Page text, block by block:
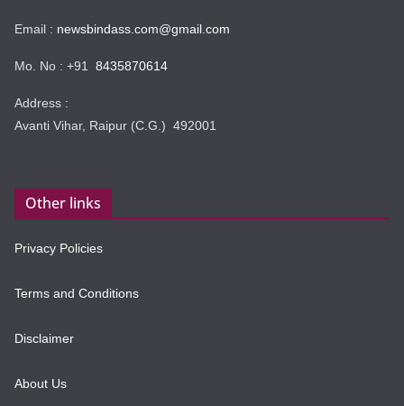
Email : newsbindass.com@gmail.com
Mo. No : +91 8435870614
Address :
Avanti Vihar, Raipur (C.G.) 492001
Other links
Privacy Policies
Terms and Conditions
Disclaimer
About Us